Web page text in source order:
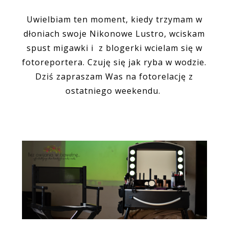
Uwielbiam ten moment, kiedy trzymam w
dłoniach swoje Nikonowe Lustro, wciskam
spust migawki i z blogerki wcielam się w
fotoreportera. Czuję się jak ryba w wodzie.
Dziś zapraszam Was na fotorelację z
ostatniego weekendu.